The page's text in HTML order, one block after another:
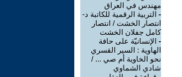
مهندس في العراق
- التربية الرقمية للكاتبة د-
انتصار الخشت / انتصار
كامل جفلان الخشت
- الإنسانيّة على حافة
الهاوية : السير القسري
نحو الخاوية أم صي ... /
شادي الشماوي